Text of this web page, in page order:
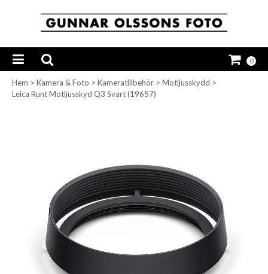
0
Hem > Kamera & Foto > Kameratillbehör > Motljusskydd >
Leica Runt Motljusskyd Q3 Svart (19657)